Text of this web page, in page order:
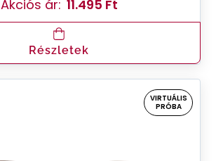
Akciós ár: 11.495 Ft
Részletek
VIRTUÁLIS
PRÓBA